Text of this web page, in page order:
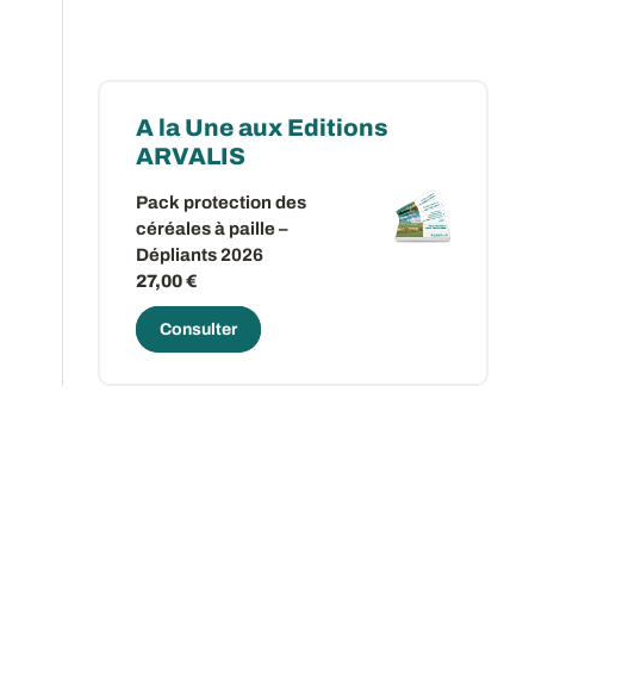
window
in a new window
A la Une aux Editions
ARVALIS
Pack protection des
céréales à paille –
Dépliants 2026
27,00 €
Consulter